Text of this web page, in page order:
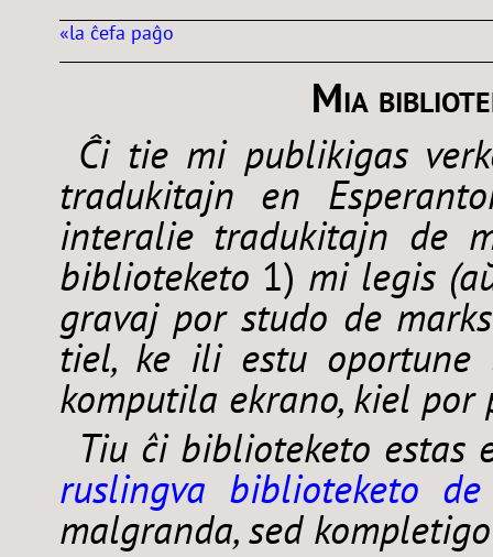
«la ĉefa paĝo
Mia
Ĉi tie mi publikigas
tradukitajn en
interalie tradukitajn de
biblioteketo 1) mi legis
gravaj por studo de
tiel, ke ili estu
komputila ekrano, kiel por
Tiu ĉi biblioteketo estas
ruslingva biblioteketo de
malgranda, sed